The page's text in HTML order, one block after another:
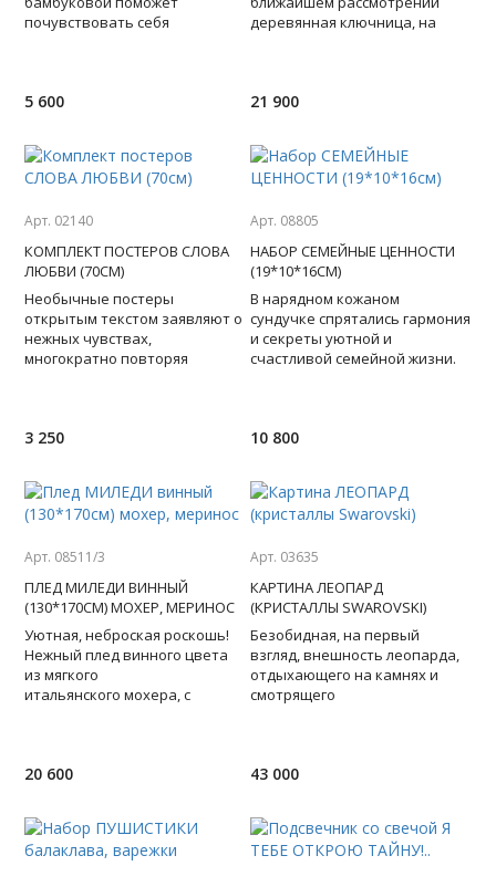
почувствовать себя
5 600
деревянная ключница, на
21 900
Арт. 02140
КОМПЛЕКТ ПОСТЕРОВ СЛОВА
ЛЮБВИ (70СМ)
Необычные постеры
открытым текстом заявляют о
нежных чувствах,
многократно повторяя
3 250
Арт. 08805
НАБОР СЕМЕЙНЫЕ ЦЕННОСТИ
(19*10*16СМ)
В нарядном кожаном
сундучке спрятались гармония
и секреты уютной и
счастливой семейной жизни.
10 800
Арт. 08511/3
ПЛЕД МИЛЕДИ ВИННЫЙ
(130*170СМ) МОХЕР, МЕРИНОС
Уютная, неброская роскошь!
Нежный плед винного цвета
из мягкого
итальянского мохера, с
20 600
Арт. 03635
КАРТИНА ЛЕОПАРД
(КРИСТАЛЛЫ SWAROVSKI)
Безобидная, на первый
взгляд, внешность леопарда,
отдыхающего на камнях и
смотрящего
43 000